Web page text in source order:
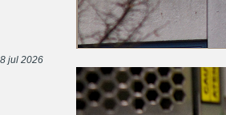
8 jul 2026